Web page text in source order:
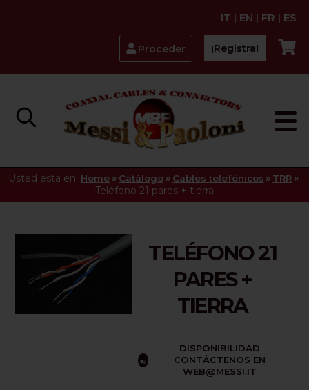
IT | EN | FR | ES
Proceder ¡Registra!
Usted está en: Home » Catálogo » Cables telefónicos » TRR »
Teléfono 21 pares + tierra
TELÉFONO 21
PARES +
TIERRA
DISPONIBILIDAD
CONTÁCTENOS EN
WEB@MESSI.IT